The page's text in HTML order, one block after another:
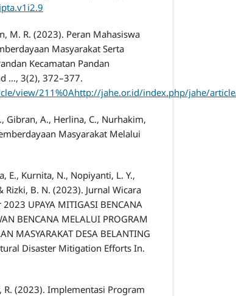
M. R. (2023). Peran Mahasiswa
Masyarakat Serta
Kecamatan Pandan
…, 3(2), 372–377.
view/211%0Ahttp://jahe.or.id/index.php/jahe/
Gibran, A., Herlina, C., Nurhakim,
Masyarakat Melalui
E., Kurnita, N., Nopiyanti, L. Y.,
Rizki, B. N. (2023). Jurnal Wicara
UPAYA MITIGASI BENCANA
BENCANA MELALUI PROGRAM
MASYARAKAT DESA BELANTING
Disaster Mitigation Efforts In.
R. (2023). Implementasi Program